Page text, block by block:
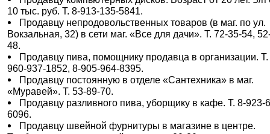
10 тыс. руб. Т. 8-913-135-5841.
Продавцу непродовольственных товаров (в маг. по ул.
Вокзальная, 32) в сети маг. «Все для дачи». Т. 72-35-54,
48.
Продавцу пива, помощнику продавца в организации. Т.
960-937-1852, 8-905-964-8395.
Продавцу постоянную в отделе «Сантехника» в маг.
«Муравей». Т. 53-89-70.
Продавцу разливного пива, уборщику в кафе. Т. 8-923-
6096.
Продавцу швейной фурнитуры в магазине в центре.